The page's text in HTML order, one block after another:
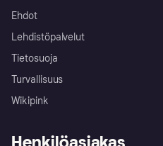
Ehdot
Lehdistöpalvelut
Tietosuoja
Turvallisuus
Wikipink